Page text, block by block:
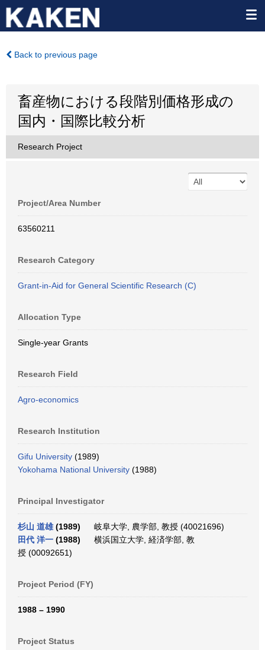
Back to previous page
畜産物における段階別価格形成の
国内・国際比較分析
Research Project
Project/Area Number
63560211
Research Category
Grant-in-Aid for General Scientific Research (C)
Allocation Type
Single-year Grants
Research Field
Agro-economics
Research Institution
Gifu University (1989)
Yokohama National University (1988)
Principal Investigator
杉山 道雄(1989)
岐阜大学, 農学部, 教授 (40021696)
田代 洋一 (1988)
横浜国立大学, 経済学部, 教
授 (00092651)
Project Period (FY)
1988 – 1990
Project Status